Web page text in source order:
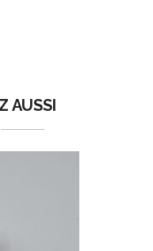
AUSSI